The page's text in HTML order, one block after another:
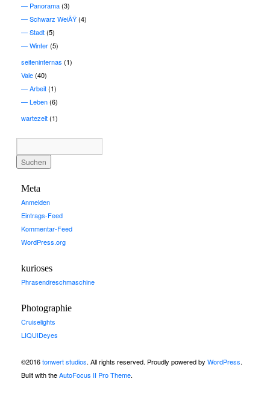
Panorama(3)
Schwarz WeiÃŸ(4)
Stadt(5)
Winter(5)
seiteninternas (1)
Vale(40)
Arbeit(1)
Leben(6)
wartezeit(1)
Meta
Anmelden
Eintrags-Feed
Kommentar-Feed
WordPress.org
kurioses
Phrasendreschmaschine
Photographie
Cruiselights
LIQUIDeyes
©2016tonwert studios. All rights reserved. Proudly powered by WordPress.
Built with theAutoFocus II Pro Theme.